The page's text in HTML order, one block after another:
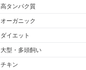
高タンパク質
オーガニック
ダイエット
大型・多頭飼い
チキン